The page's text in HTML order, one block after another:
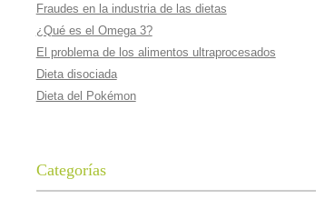
Fraudes en la industria de las dietas
¿Qué es el Omega 3?
El problema de los alimentos ultraprocesados
Dieta disociada
Dieta del Pokémon
Categorías